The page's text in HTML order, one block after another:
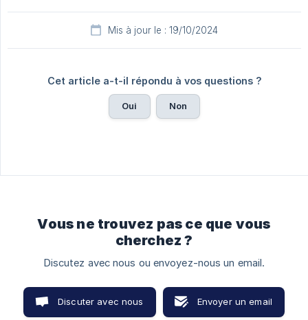
Mis à jour le : 19/10/2024
Cet article a-t-il répondu à vos questions ?
Oui Non
Vous ne trouvez pas ce que vous
cherchez ?
Discutez avec nous ou envoyez-nous un email.
Discuter avec nous Envoyer un email